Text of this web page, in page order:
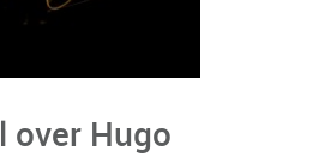
over Hugo